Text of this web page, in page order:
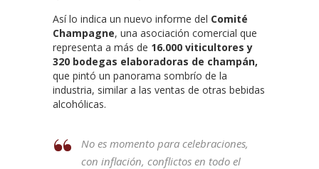
Así lo indica un nuevo informe del Comité
Champagne, una asociación comercial que
representa a más de 16.000 viticultores y
320 bodegas elaboradoras de champán,
que pintó un panorama sombrío de la
industria, similar a las ventas de otras bebidas
alcohólicas.
No es momento para celebraciones,
con inflación, conflictos en todo el